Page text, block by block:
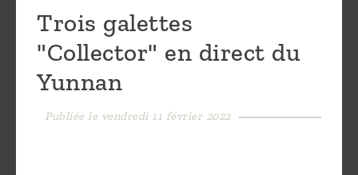
sommes-
nous ?
Découvrir
Trois galettes
"Collector" en direct du
Yunnan
Publiée le vendredi 11 février 2022